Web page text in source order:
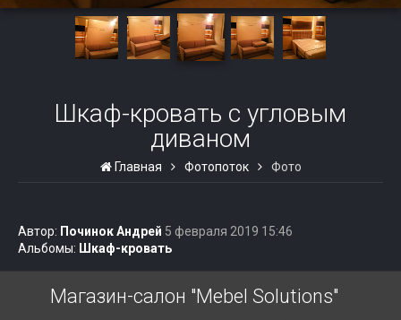
Шкаф-кровать с угловым
диваном
Главная Фотопоток Фото
Автор: Починок Андрей 5 февраля 2019 15:46
Альбомы: Шкаф-кровать
Магазин-салон "Mebel Solutions"